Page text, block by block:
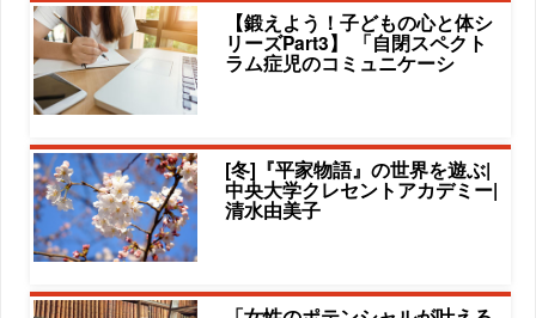
【鍛えよう！子どもの心と体シ
リーズPart3】 「自閉スペクト
ラム症児のコミュニケーシ
[冬]『平家物語』の世界を遊ぶ|
中央大学クレセントアカデミー|
清水由美子